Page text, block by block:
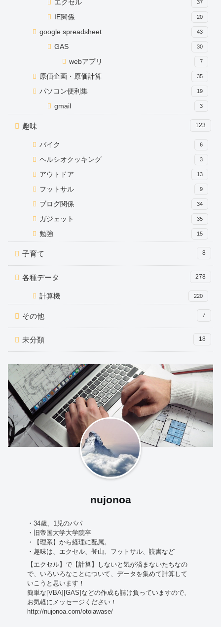
エクセル 37
IE関係 20
google spreadsheet 43
GAS 30
webアプリ 7
原価企画・原価計算 35
パソコン便利集 19
gmail 3
趣味 123
バイク 6
ヘルシオクッキング 3
アウトドア 13
フットサル 9
ブログ関係 34
ガジェット 35
勉強 15
子育て 8
各種データ 278
計算機 220
その他 7
未分類 18
nujonoa
・34歳、1児のパパ
・旧帝国大学大学院卒
・【理系】から経理に配属。
・趣味は、エクセル、登山、フットサル、読書など
【エクセル】で【計算】しないと気が済まないたちなの
で、いろいろなことについて、データを集めて計算して
いこうと思います！
簡単な[VBA][GAS]などの作成も請け負っていますので、
お気軽にメッセージください！
http://nujonoa.com/otoiawase/